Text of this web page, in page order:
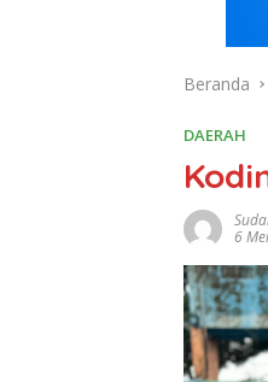
Beranda
DAERAH
6